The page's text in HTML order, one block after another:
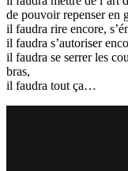
de pouvoir repenser en
il faudra rire encore,
il faudra s’autoriser
il faudra se serrer les
bras,
il faudra tout ça…